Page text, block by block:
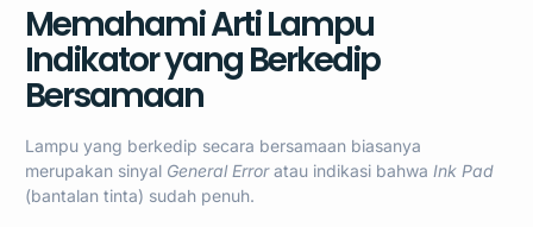
Memahami Arti Lampu
Indikator yang Berkedip
Bersamaan
Lampu yang berkedip secara bersamaan biasanya
merupakan sinyal General Erroratau indikasi bahwa Ink Pad
(bantalan tinta) sudah penuh.